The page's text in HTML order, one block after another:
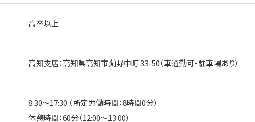
高卒以上
高知支店：高知県高知市薊野中町 33-50（車通勤可・駐車場あり）
8:30～17:30 （所定労働時間：8時間0分）
休憩時間：60分（12:00～13:00）